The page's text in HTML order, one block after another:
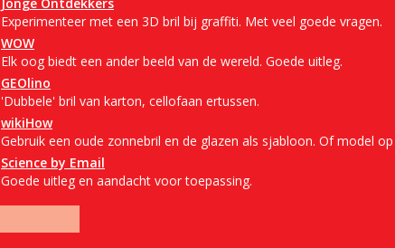
Experimenteer met een 3D bril bij graffiti. Met veel goede vragen.
WOW
Elk oog biedt een ander beeld van de wereld. Goede uitleg.
GEOlino
'Dubbele' bril van karton, cellofaan ertussen.
wikiHow
Gebruik een oude zonnebril en de glazen als sjabloon. Of model
Science by Email
Goede uitleg en aandacht voor toepassing.